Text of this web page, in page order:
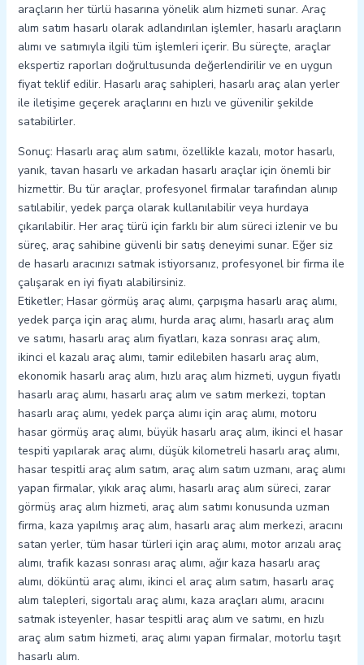
araçların her türlü hasarına yönelik alım hizmeti sunar. Araç
alım satım hasarlı olarak adlandırılan işlemler, hasarlı araçların
alımı ve satımıyla ilgili tüm işlemleri içerir. Bu süreçte, araçlar
ekspertiz raporları doğrultusunda değerlendirilir ve en uygun
fiyat teklif edilir. Hasarlı araç sahipleri, hasarlı araç alan yerler
ile iletişime geçerek araçlarını en hızlı ve güvenilir şekilde
satabilirler.
Sonuç: Hasarlı araç alım satımı, özellikle kazalı, motor hasarlı,
yanık, tavan hasarlı ve arkadan hasarlı araçlar için önemli bir
hizmettir. Bu tür araçlar, profesyonel firmalar tarafından alınıp
satılabilir, yedek parça olarak kullanılabilir veya hurdaya
çıkarılabilir. Her araç türü için farklı bir alım süreci izlenir ve bu
süreç, araç sahibine güvenli bir satış deneyimi sunar. Eğer siz
de hasarlı aracınızı satmak istiyorsanız, profesyonel bir firma ile
çalışarak en iyi fiyatı alabilirsiniz.
Etiketler; Hasar görmüş araç alımı, çarpışma hasarlı araç alımı,
yedek parça için araç alımı, hurda araç alımı, hasarlı araç alım
ve satımı, hasarlı araç alım fiyatları, kaza sonrası araç alım,
ikinci el kazalı araç alımı, tamir edilebilen hasarlı araç alım,
ekonomik hasarlı araç alım, hızlı araç alım hizmeti, uygun fiyatlı
hasarlı araç alımı, hasarlı araç alım ve satım merkezi, toptan
hasarlı araç alımı, yedek parça alımı için araç alımı, motoru
hasar görmüş araç alımı, büyük hasarlı araç alım, ikinci el hasar
tespiti yapılarak araç alımı, düşük kilometreli hasarlı araç alımı,
hasar tespitli araç alım satım, araç alım satım uzmanı, araç alımı
yapan firmalar, yıkık araç alımı, hasarlı araç alım süreci, zarar
görmüş araç alım hizmeti, araç alım satımı konusunda uzman
firma, kaza yapılmış araç alım, hasarlı araç alım merkezi, aracını
satan yerler, tüm hasar türleri için araç alımı, motor arızalı araç
alımı, trafik kazası sonrası araç alımı, ağır kaza hasarlı araç
alımı, döküntü araç alımı, ikinci el araç alım satım, hasarlı araç
alım talepleri, sigortalı araç alımı, kaza araçları alımı, aracını
satmak isteyenler, hasar tespitli araç alım ve satımı, en hızlı
araç alım satım hizmeti, araç alımı yapan firmalar, motorlu taşıt
hasarlı alım.